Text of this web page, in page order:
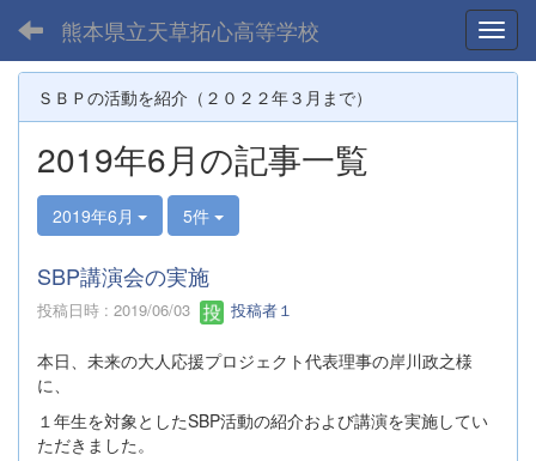
熊本県立天草拓心高等学校
ＳＢＰの活動を紹介（２０２２年３月まで）
2019年6月の記事一覧
2019年6月 5件
SBP講演会の実施
投稿日時 : 2019/06/03 投稿者１
本日、未来の大人応援プロジェクト代表理事の岸川政之様
に、
１年生を対象としたSBP活動の紹介および講演を実施してい
ただきました。